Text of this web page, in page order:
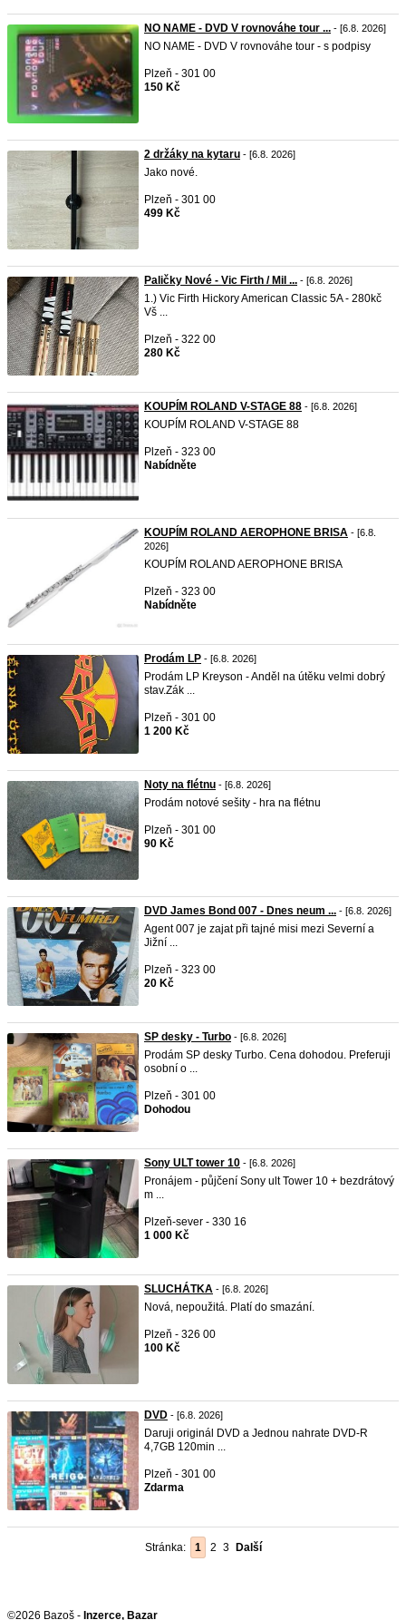
NO NAME - DVD V rovnováhe tour ... - [6.8. 2026]
NO NAME - DVD V rovnováhe tour - s podpisy
Plzeň - 301 00
150 Kč
2 držáky na kytaru - [6.8. 2026]
Jako nové.
Plzeň - 301 00
499 Kč
Paličky Nové - Vic Firth / Mil ... - [6.8. 2026]
1.) Vic Firth Hickory American Classic 5A - 280kč
Vš ...
Plzeň - 322 00
280 Kč
KOUPÍM ROLAND V-STAGE 88 - [6.8. 2026]
KOUPÍM ROLAND V-STAGE 88
Plzeň - 323 00
Nabídněte
KOUPÍM ROLAND AEROPHONE BRISA - [6.8.
2026]
KOUPÍM ROLAND AEROPHONE BRISA
Plzeň - 323 00
Nabídněte
Prodám LP - [6.8. 2026]
Prodám LP Kreyson - Anděl na útěku velmi dobrý
stav.Zák ...
Plzeň - 301 00
1 200 Kč
Noty na flétnu - [6.8. 2026]
Prodám notové sešity - hra na flétnu
Plzeň - 301 00
90 Kč
DVD James Bond 007 - Dnes neum ... - [6.8. 2026]
Agent 007 je zajat při tajné misi mezi Severní a
Jižní ...
Plzeň - 323 00
20 Kč
SP desky - Turbo - [6.8. 2026]
Prodám SP desky Turbo. Cena dohodou. Preferuji
osobní o ...
Plzeň - 301 00
Dohodou
Sony ULT tower 10 - [6.8. 2026]
Pronájem - půjčení Sony ult Tower 10 + bezdrátový
m ...
Plzeň-sever - 330 16
1 000 Kč
SLUCHÁTKA - [6.8. 2026]
Nová, nepoužitá. Platí do smazání.
Plzeň - 326 00
100 Kč
DVD - [6.8. 2026]
Daruji originál DVD a Jednou nahrate DVD-R
4,7GB 120min ...
Plzeň - 301 00
Zdarma
Stránka: 1 2 3 Další
©2026 Bazoš - Inzerce, Bazar